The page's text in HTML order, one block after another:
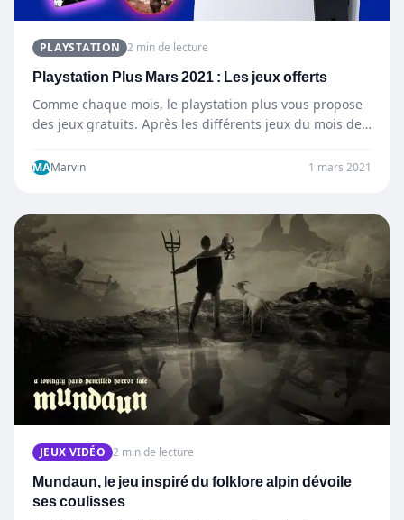
PLAYSTATION 2 min de lecture
Playstation Plus Mars 2021 : Les jeux offerts
Comme chaque mois, le playstation plus vous propose
des jeux gratuits. Après les différents jeux du mois de…
MAMarvin 1 mars 2021
JEUX VIDÉO 2 min de lecture
Mundaun, le jeu inspiré du folklore alpin dévoile
ses coulisses